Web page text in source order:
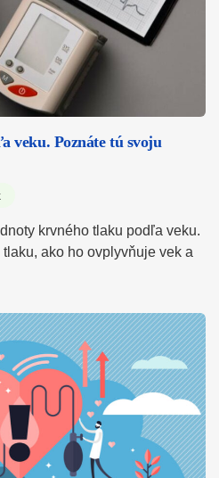
veku. Poznáte tú svoju
krvného tlaku podľa veku.
ako ho ovplyvňuje vek a